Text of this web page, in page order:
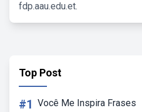
fdp.aau.edu.et.
Top Post
#1 Você Me Inspira Frases